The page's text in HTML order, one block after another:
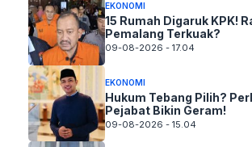
EKONOMI
15 Rumah Digaruk KPK!
Pemalang Terkuak?
09-08-2026 - 17.04
EKONOMI
Hukum Tebang Pilih?
Pejabat Bikin Geram!
09-08-2026 - 15.04